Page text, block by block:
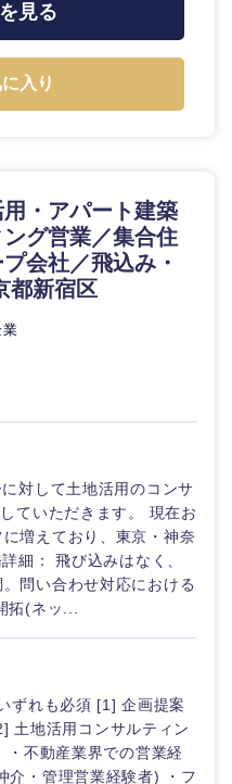
見る
入り
・アパート建築
グ営業／集合住
会社／飛込み・
都新宿区
対して土地活用のコンサ
ていただきます。 現在お
増えており、東京・神奈
細： 飛び込みはなく、
問い合わせ対応における
拓(ネッ...
ずれも必須 [1] 企画提案
土地活用コンサルティン
不動産業界での営業経
介・管理営業経験者) ・フ